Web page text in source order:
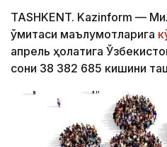
TASHKENT. Kazinform —
қўмитаси маълумотларига
апрель ҳолатига
сони 38 382 685 кишини